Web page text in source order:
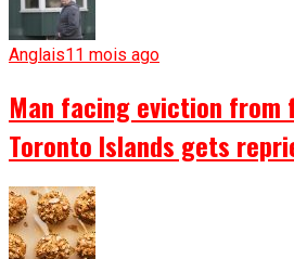
Anglais11 mois ago
Man facing eviction from
Toronto Islands gets